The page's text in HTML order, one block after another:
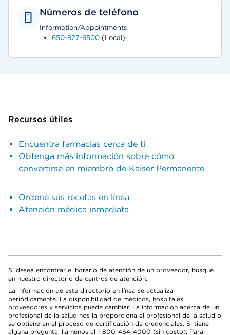
Números de teléfono
Information/Appointments
650-827-6500 (Local)
Recursos útiles
Encuentra farmacias cerca de ti
Obtenga más información sobre cómo
convertirse en miembro de Kaiser Permanente
Ordene sus recetas en línea
Atención médica inmediata
Si desea encontrar el horario de atención de un proveedor, busque
en nuestro directorio de centros de atención.
La información de este directorio en línea se actualiza
periódicamente. La disponibilidad de médicos, hospitales,
proveedores y servicios puede cambiar. La información acerca de un
profesional de la salud nos la proporciona el profesional de la salud o
se obtiene en el proceso de certificación de credenciales. Si tiene
alguna pregunta, llámenos al 1-800-464-4000 (sin costo). Para